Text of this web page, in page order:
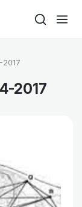
2017
2017